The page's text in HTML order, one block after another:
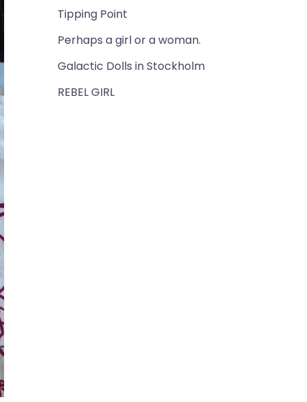
Tipping Point
Perhaps a girl or a woman.
Galactic Dolls in Stockholm
REBEL GIRL